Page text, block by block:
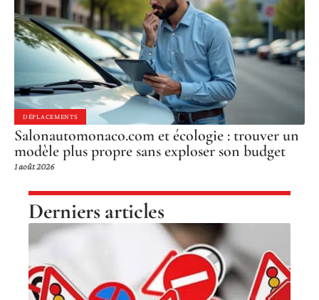
DÉPLACEMENTS
Salonautomonaco.com et écologie : trouver un
modèle plus propre sans exploser son budget
1 août 2026
Derniers articles